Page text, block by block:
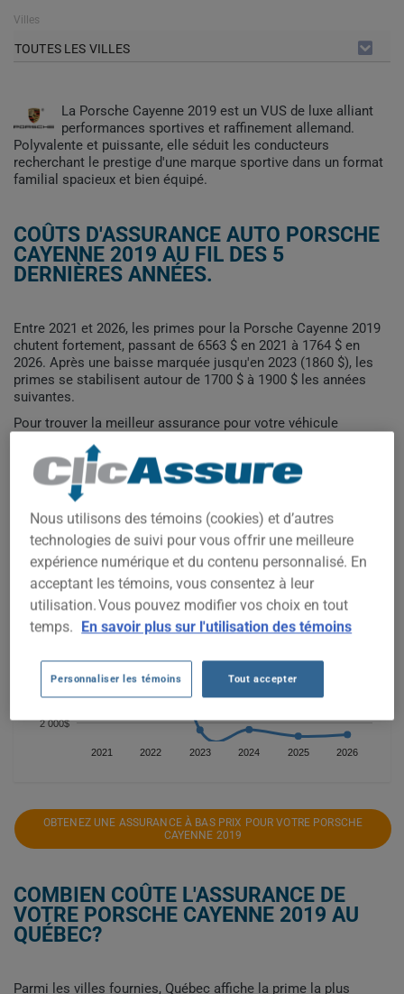
Villes
TOUTES LES VILLES
La Porsche Cayenne 2019 est un VUS de luxe alliant
performances sportives et raffinement allemand.
Polyvalente et puissante, elle séduit les conducteurs
recherchant le prestige d'une marque sportive dans un format
familial spacieux et bien équipé.
COÛTS D'ASSURANCE AUTO PORSCHE
CAYENNE 2019 AU FIL DES 5
DERNIÈRES ANNÉES.
Entre 2021 et 2026, les primes pour la Porsche Cayenne 2019
chutent fortement, passant de 6563 $ en 2021 à 1764 $ en
2026. Après une baisse marquée jusqu'en 2023 (1860 $), les
primes se stabilisent autour de 1700 $ à 1900 $ les années
suivantes.
Pour trouver la meilleur assurance pour votre véhicule
PORSCHE CAYENNE 2019, il est plus important que jamais de
comparer les options disponibles.
2021 2022 2023 2024 2025 2026
2 000$
3 000$
4 000$
5 000$
OBTENEZ UNE ASSURANCE À BAS PRIX POUR VOTRE PORSCHE
CAYENNE 2019
COMBIEN COÛTE L'ASSURANCE DE
VOTRE PORSCHE CAYENNE 2019 AU
QUÉBEC?
Parmi les villes fournies, Québec affiche la prime la plus
Nous utilisons des témoins (cookies) et d’autres
technologies de suivi pour vous offrir une meilleure
expérience numérique et du contenu personnalisé. En
acceptant les témoins, vous consentez à leur
utilisation. Vous pouvez modifier vos choix en tout
temps. En savoir plus sur l'utilisation des témoins
Personnaliser les témoins Tout accepter